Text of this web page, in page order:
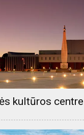
kultūros centre